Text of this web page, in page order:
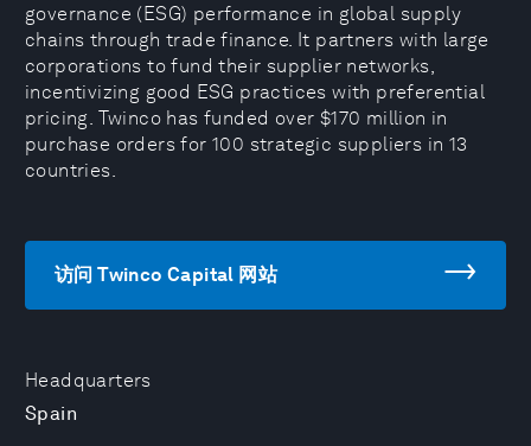
Headquarters
Spain
governance (ESG) performance in global supply
chains through trade finance. It partners with large
corporations to fund their supplier networks,
incentivizing good ESG practices with preferential
pricing. Twinco has funded over $170 million in
purchase orders for 100 strategic suppliers in 13
countries.
访问 Twinco Capital 网站